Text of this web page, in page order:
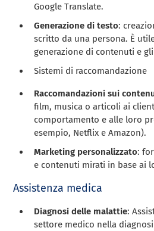
Google Translate.
Generazione di testo:
scritto da una persona. È
generazione di contenuti e
Sistemi di raccomandazione
Raccomandazioni sui
film, musica o articoli ai
comportamento e alle loro
esempio, Netflix e Amazon).
Marketing personalizzato:
e contenuti mirati in base ai
Assistenza medica
Diagnosi delle malattie:
settore medico nella